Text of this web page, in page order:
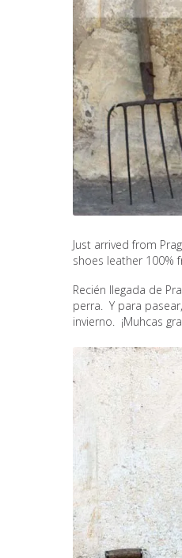
Just arrived from
shoes leather 100%
Recién llegada de
perra. Y para
invierno. ¡Muhcas